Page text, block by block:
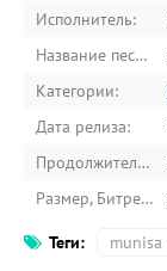
Исполнитель:
Название песни:
Категории:
Дата релиза:
Продолжительность:
Размер, Битрейт:
Теги: munisa